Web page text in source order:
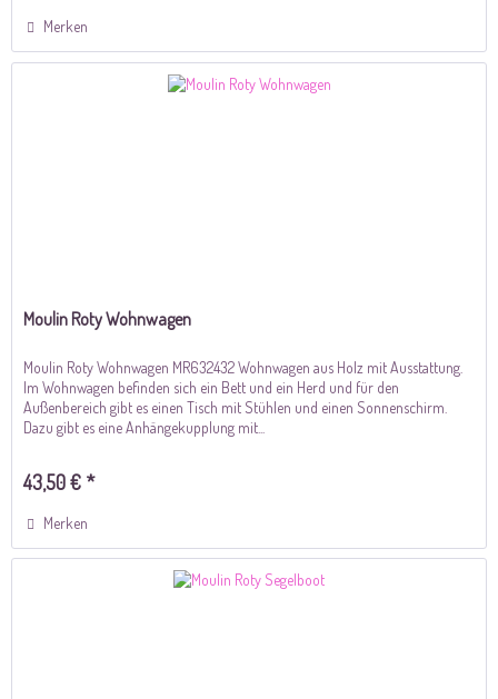
Merken
Moulin Roty Wohnwagen
Moulin Roty Wohnwagen MR632432 Wohnwagen aus Holz mit Ausstattung.
Im Wohnwagen befinden sich ein Bett und ein Herd und für den
Außenbereich gibt es einen Tisch mit Stühlen und einen Sonnenschirm.
Dazu gibt es eine Anhängekupplung mit...
43,50 € *
Merken